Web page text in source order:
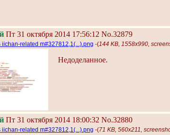
Пт 31 октября 2014 17:56:12 No.32879
iichan-related m#327812,1(...).png -(144 KB, 1558x990,
Недоделанное.
Пт 31 октября 2014 18:00:32 No.32880
iichan-related m#327812,1(...).png -(71 KB, 560x211,